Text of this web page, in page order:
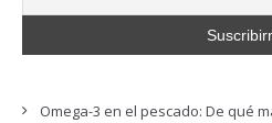
Omega-3 en el pescado: De qué